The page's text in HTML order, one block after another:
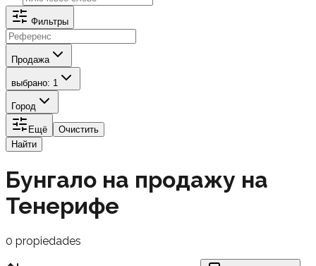
Фильтры
Продажа
выбрано: 1
Город
Ещё
Очистить
Найти
Бунгало на продажу на
Тенерифе
0 propiedades